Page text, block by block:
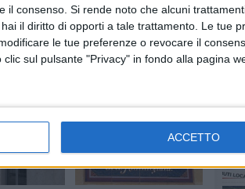
il consenso. Si rende noto che alcuni
il diritto di opporti a tale trattamento. Le tue
le tue preferenze o revocare il
sul pulsante "Privacy" in fondo alla pagina
ACCETTO
PIÙ